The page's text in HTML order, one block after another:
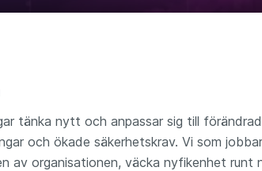
tänka nytt och anpassar sig till
och ökade säkerhetskrav. Vi som jobbar
av organisationen, väcka nyfikenhet runt